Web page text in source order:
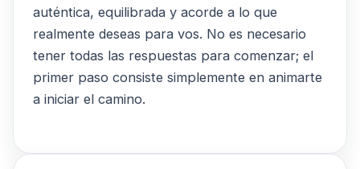
auténtica, equilibrada y acorde a lo que
realmente deseas para vos. No es necesario
tener todas las respuestas para comenzar; el
primer paso consiste simplemente en animarte
a iniciar el camino.